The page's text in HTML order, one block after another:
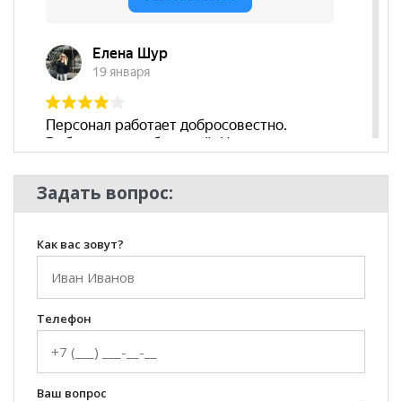
Задать вопрос:
Как вас зовут?
Телефон
Ваш вопрос